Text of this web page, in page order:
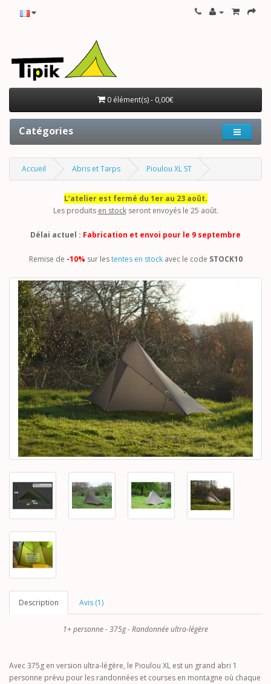
0 élément(s) - 0,00€
Catégories
Accueil Abris et Tarps Pioulou XL ST
L’atelier est fermé du 1er au 23 août.
Les produits en stockseront envoyés le 25 août.
Délai actuel : Fabrication et envoi pour le 9 septembre
Remise de -10% sur lestentes en stockavec le code STOCK10
Description Avis (1)
1+ personne - 375g - Randonnée ultra-légère
Avec 375g en version ultra-légère, le Pioulou XL est un grand abri 1
personne prévu pour les randonnées et courses en montagne où chaque